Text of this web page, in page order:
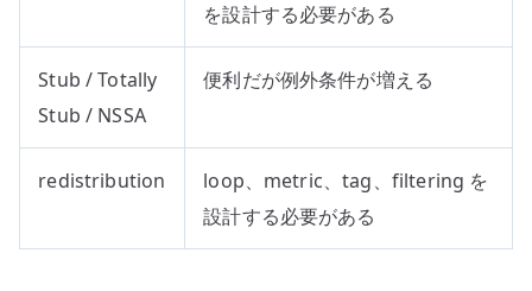
を設計する必要がある
Stub / Totally
Stub / NSSA
便利だが例外条件が増える
redistribution
loop、metric、tag、filtering を
設計する必要がある